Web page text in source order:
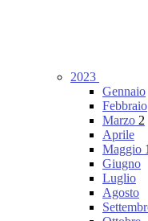
2023
Gennaio
Febbraio
Marzo 2
Aprile
Maggio 1
Giugno
Luglio
Agosto